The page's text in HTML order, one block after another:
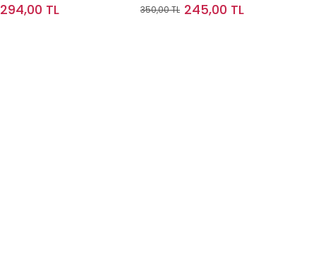
294,00 TL 350,00 TL 245,00 TL